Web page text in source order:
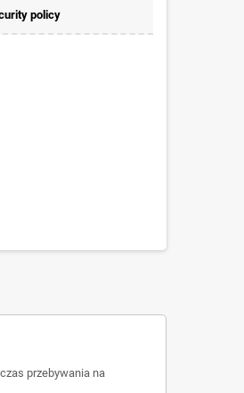
policy
przebywania na